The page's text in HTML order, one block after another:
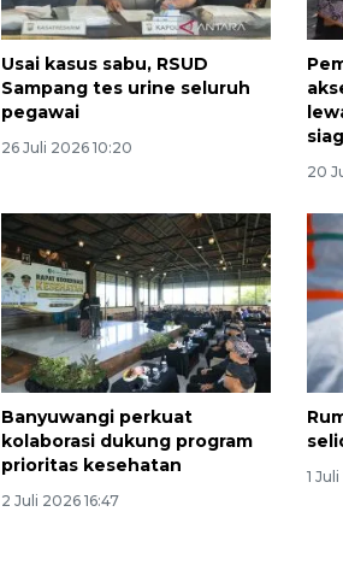
Usai kasus sabu, RSUD
Sampang tes urine seluruh
pegawai
26 Juli 2026 10:20
20
Banyuwangi perkuat
kolaborasi dukung program
prioritas kesehatan
2 Juli 2026 16:47
1 Juli
160 ribu
jaringan
2026-08-07